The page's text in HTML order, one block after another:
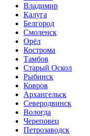
Владимир
Калуга
Белгород
Смоленск
Орёл
Кострома
Тамбов
Старый Оскол
Рыбинск
Ковров
Архангельск
Северодвинск
Вологда
Череповец
Петрозаводск